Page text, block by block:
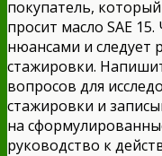
покупатель,
просит масло SAE
нюансами и следует
стажировки.
вопросов для
стажировки и
на
руководство к